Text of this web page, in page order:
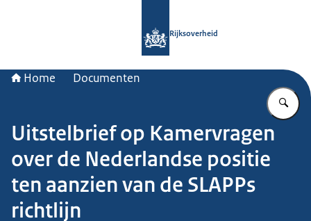
Rijksoverheid
Home Documenten
Uitstelbrief op Kamervragen
over de Nederlandse positie
ten aanzien van de SLAPPs
richtlijn